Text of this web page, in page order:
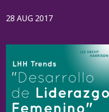
28 AUG 2017